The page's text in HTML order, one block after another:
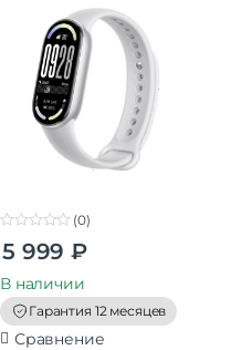
o
t
o
f
5
(0)
5 999 ₽
В наличии
Гарантия 12 месяцев
Сравнение